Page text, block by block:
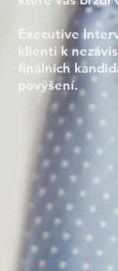
Executive
klienti k
finálních
povýšení.